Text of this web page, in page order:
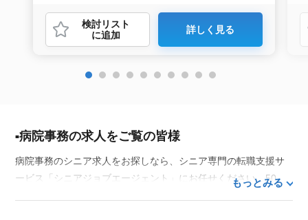
検討リスト
に追加
詳しく見る
病院事務の求人をご覧の皆様
病院事務のシニア求人をお探しなら、シニア専門の転職支援サ
ービス「シニアジョブエージェント」にお任せください。50
もっとみる